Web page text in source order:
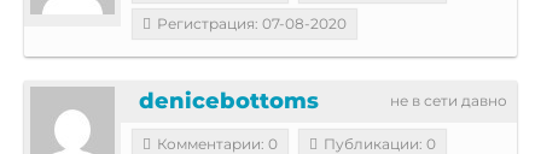
Регистрация: 07-08-2020
не в сети давно
denicebottoms
Комментарии: 0
Публикации: 0